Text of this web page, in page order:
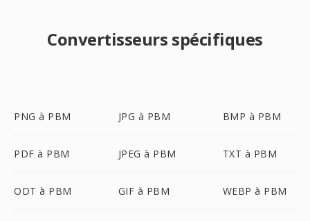
Convertisseurs spécifiques
PNG à PBM JPG à PBM BMP à PBM
PDF à PBM JPEG à PBM TXT à PBM
ODT à PBM GIF à PBM WEBP à PBM